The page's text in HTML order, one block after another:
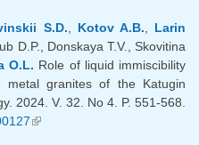
S.D. Kotov A.B.
Larin
D.P., Donskaya T.V., Skovitina
O.L. Role of liquid immiscibility
granites of the Katugin
2024. V. 32. No 4. P. 551-568.
(внешняя ссылка)